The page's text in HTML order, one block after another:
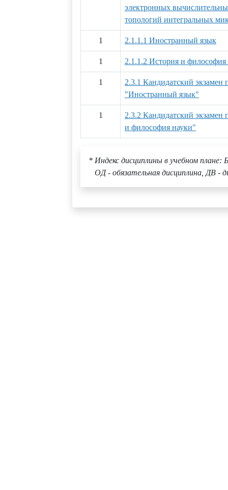
электронных
топологий интегральных
1 2.1.1.1 Иностранный язык
1 2.1.1.2 История и философия
1
2.3.1 Кандидатский экзамен
"Иностранный язык"
1
2.3.2 Кандидатский
и философия науки"
* Индекс дисциплины в учебном плане:
ОД - обязательная дисциплина, ДВ -